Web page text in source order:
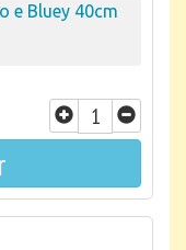
e Bluey 40cm